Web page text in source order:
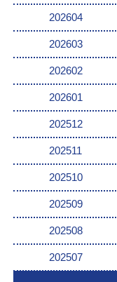
202604
202603
202602
202601
202512
202511
202510
202509
202508
202507